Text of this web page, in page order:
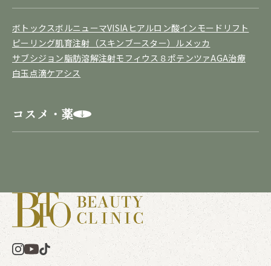
ボトックスボルニューマVISIA ヒアルロン酸インモードリフト
ピーリング肌育注射（スキンブースター） ルメッカ
サブシジョン脂肪溶解注射モフィウス８ポテンツァAGA治療
白玉点滴ケアシス
コスメ・薬